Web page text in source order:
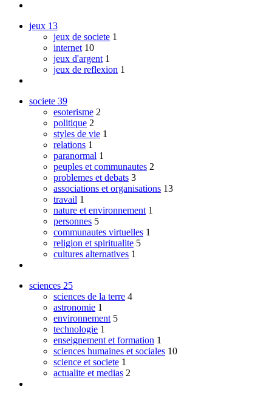
jeux 13
jeux de societe 1
internet 10
jeux d'argent 1
jeux de reflexion 1
societe 39
esoterisme 2
politique 2
styles de vie 1
relations 1
paranormal 1
peuples et communautes 2
problemes et debats 3
associations et organisations 13
travail 1
nature et environnement 1
personnes 5
communautes virtuelles 1
religion et spiritualite 5
cultures alternatives 1
sciences 25
sciences de la terre 4
astronomie 1
environnement 5
technologie 1
enseignement et formation 1
sciences humaines et sociales 10
science et societe 1
actualite et medias 2